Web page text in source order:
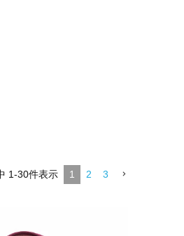
1-30件表示 1 2 3